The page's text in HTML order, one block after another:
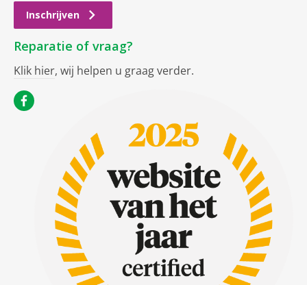
Inschrijven
Reparatie of vraag?
Klik hier, wij helpen u graag verder.